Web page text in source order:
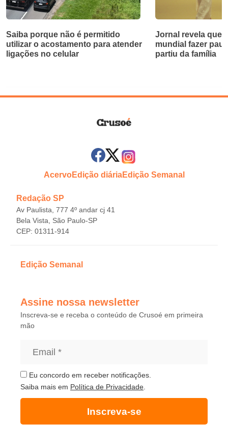
Saiba porque não é permitido
utilizar o acostamento para atender
ligações no celular
Jornal revela que
mundial fazer
partiu da família
AcervoEdição diáriaEdição Semanal
Redação SP
Av Paulista, 777 4º andar cj 41
Bela Vista, São Paulo-SP
CEP: 01311-914
Edição Semanal
Assine nossa newsletter
Inscreva-se e receba o conteúdo de Crusoé em primeira
mão
Eu concordo em receber notificações.
Saiba mais em Política de Privacidade.
Inscreva-se